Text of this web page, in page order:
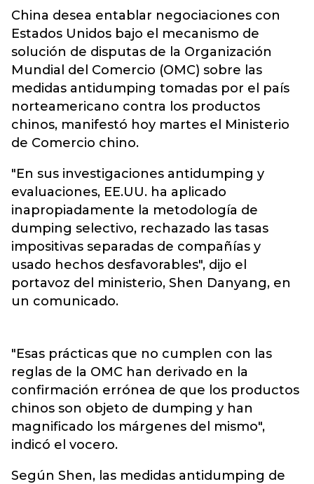
China desea entablar negociaciones con
Estados Unidos bajo el mecanismo de
solución de disputas de la Organización
Mundial del Comercio (OMC) sobre las
medidas antidumping tomadas por el país
norteamericano contra los productos
chinos, manifestó hoy martes el Ministerio
de Comercio chino.
"En sus investigaciones antidumping y
evaluaciones, EE.UU. ha aplicado
inapropiadamente la metodología de
dumping selectivo, rechazado las tasas
impositivas separadas de compañías y
usado hechos desfavorables", dijo el
portavoz del ministerio, Shen Danyang, en
un comunicado.
"Esas prácticas que no cumplen con las
reglas de la OMC han derivado en la
confirmación errónea de que los productos
chinos son objeto de dumping y han
magnificado los márgenes del mismo",
indicó el vocero.
Según Shen, las medidas antidumping de